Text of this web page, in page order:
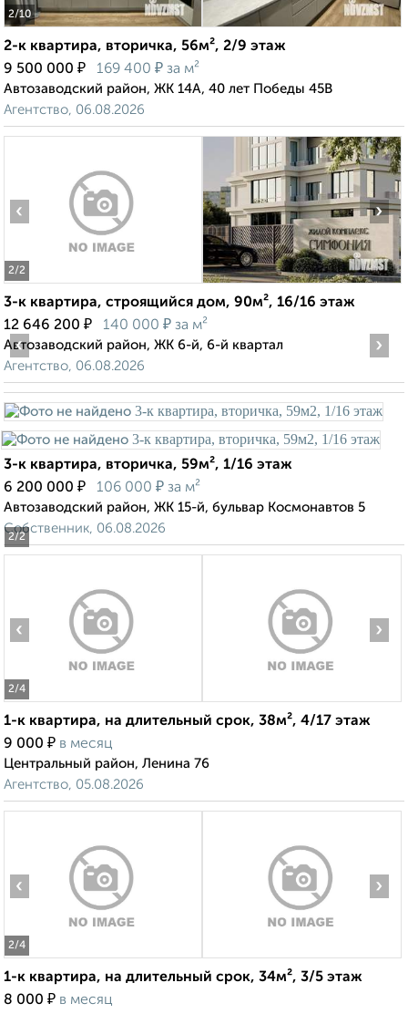
2/10
2-к квартира, вторичка, 56м², 2/9 этаж
9 500 000 ₽ 169 400 ₽ за м²
Автозаводский район, ЖК 14А, 40 лет Победы 45В
Агентство, 06.08.2026
2/2
‹ ›
3-к квартира, строящийся дом, 90м², 16/16 этаж
12 646 200 ₽ 140 000 ₽ за м²
Автозаводский район, ЖК 6-й, 6-й квартал
Агентство, 06.08.2026
2/2
‹ ›
3-к квартира, вторичка, 59м², 1/16 этаж
6 200 000 ₽ 106 000 ₽ за м²
Автозаводский район, ЖК 15-й, бульвар Космонавтов 5
Собственник, 06.08.2026
2/4
‹ ›
1-к квартира, на длительный срок, 38м², 4/17 этаж
9 000 ₽ в месяц
Центральный район, Ленина 76
Агентство, 05.08.2026
2/4
‹ ›
1-к квартира, на длительный срок, 34м², 3/5 этаж
8 000 ₽ в месяц